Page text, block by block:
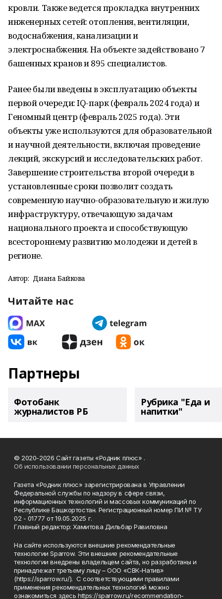
кровли. Также ведется прокладка внутренних
инженерных сетей: отопления, вентиляции,
водоснабжения, канализации и
электроснабжения. На объекте задействовано 7
башенных кранов и 895 специалистов.
Ранее были введены в эксплуатацию объекты
первой очереди: IQ-парк (февраль 2024 года) и
Геномный центр (февраль 2025 года). Эти
объекты уже используются для образовательной
и научной деятельности, включая проведение
лекций, экскурсий и исследовательских работ.
Завершение строительства второй очереди в
установленные сроки позволит создать
современную научно-образовательную и жилую
инфраструктуру, отвечающую задачам
национального проекта и способствующую
всестороннему развитию молодежи и детей в
регионе.
Автор: Диана Байкова
Читайте нас
Партнеры
Фотобанк
журналистов РБ
Рубрика "Еда и
напитки"
© 2020-2026 Сайт газеты «Родник плюс» .
Об использовании персональных данных
Газета «Родник плюс» зарегистрирована в Управлении
Федеральной службы по надзору в сфере связи,
информационных технологий и массовых коммуникаций по
Республике Башкортостан. Регистрационный номер ПИ № ТУ
02 - 01777 от 19.05.2025 г.
Главный редактор: Хамитова Дильбар Равиловна
На сайте используются внешние рекомендательные
технологии Sparrow. Эти внешние рекомендательные
технологии внедрены владельцем сайта, но разработаны и
принадлежат третьему лицу – ООО «СВК-Натив»
(https://sparrow.ru/). С соответствующими правилами
применения рекомендательных технологий можно
ознакомиться здесь https://sparrow.ru/recommendation-